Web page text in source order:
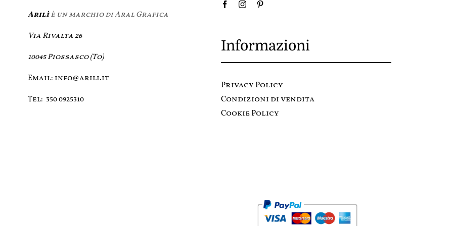
Arilìè un marchio di Aral Grafica
Via Rivalta 26
10045 Piossasco (To)
Email: info@arili.it
Tel:350 0925310
Informazioni
Privacy Policy
Condizioni di vendita
Cookie Policy